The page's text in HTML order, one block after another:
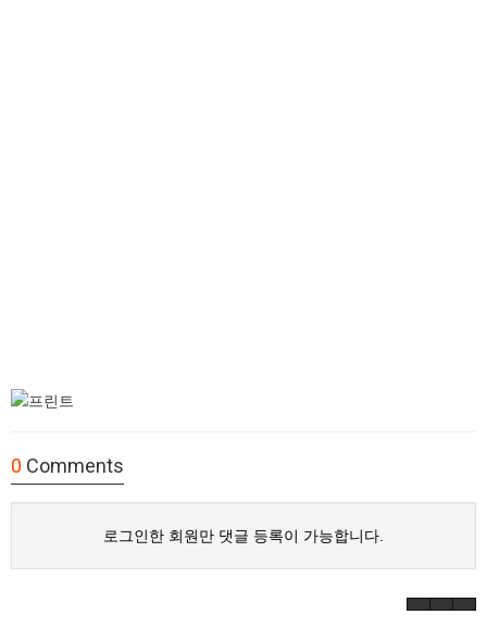
0 Comments
로그인한 회원만 댓글 등록이 가능합니다.